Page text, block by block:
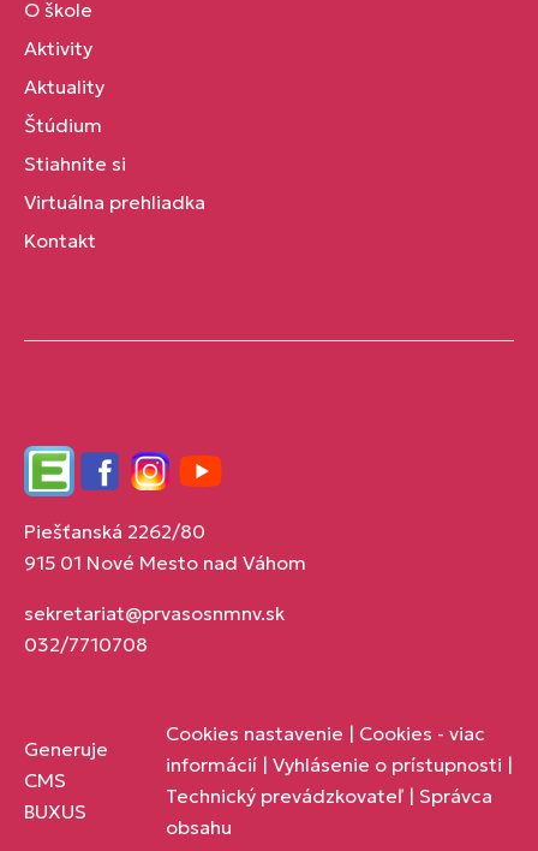
O škole
Aktivity
Aktuality
Štúdium
Stiahnite si
Virtuálna prehliadka
Kontakt
EdupageFacebookInstagram
YouTube
Piešťanská 2262/80
915 01 Nové Mesto nad Váhom
sekretariat@prvasosnmnv.sk
032/7710708
Generuje
CMS
BUXUS
Cookies nastavenie | Cookies - viac
informácií | Vyhlásenie o prístupnosti |
Technický prevádzkovateľ | Správca
obsahu